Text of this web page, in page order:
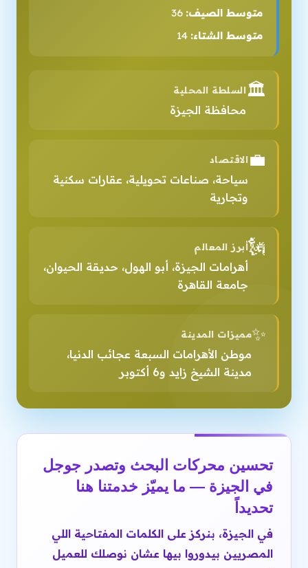
متوسط الصيف:
متوسط الشتاء:
🏛️السلطة المحلية
محافظة الجيزة
💼 الاقتصاد
سياحة، صناعات تحويلية، عقارات سكنية
وتجارية
🗽أبرز المعالم
أهرامات الجيزة، أبو الهول، حديقة الحيوان،
جامعة القاهرة
✨مميزات المدينة
موطن الأهرامات السبعة عجائب الدنيا،
مدينة الشيخ زايد و6 أكتوبر
تحسين محركات البحث وتصدر جوجل
في الجيزة — ما يميّز خدمتنا هنا
تحديداً
في الجيزة، بنركز على الكلمات المفتاحية اللي
المصريين بيدوروا بيها عشان نوصلك للعميل